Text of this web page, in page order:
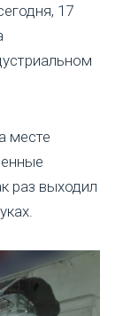
17
месте
раз выходил